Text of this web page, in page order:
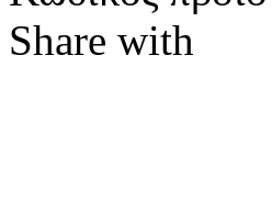
Share with